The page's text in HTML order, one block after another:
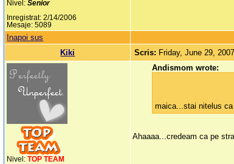
Nivel:Senior
Inregistrat: 2/14/2006
Mesaje: 5089
Inapoi sus
Kiki
Scris: Friday, June 29,
Nivel:TOP TEAM
Andismom wrote:
maica...stai nitelus
Ahaaaa...credeam ca pe